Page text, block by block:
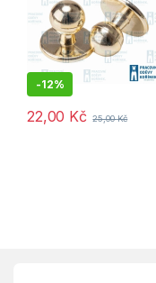
-12%
22,00 Kč 25,00Kč